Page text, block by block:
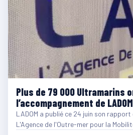
Plus de 79 000 Ultramarins
l’accompagnement de
LADOM a publié ce 24 juin son
L'Agence de l'Outre-mer pour la